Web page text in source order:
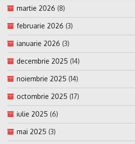
martie 2026 (8)
februarie 2026 (3)
ianuarie 2026 (3)
decembrie 2025 (14)
noiembrie 2025 (14)
octombrie 2025 (17)
iulie 2025 (6)
mai 2025 (3)